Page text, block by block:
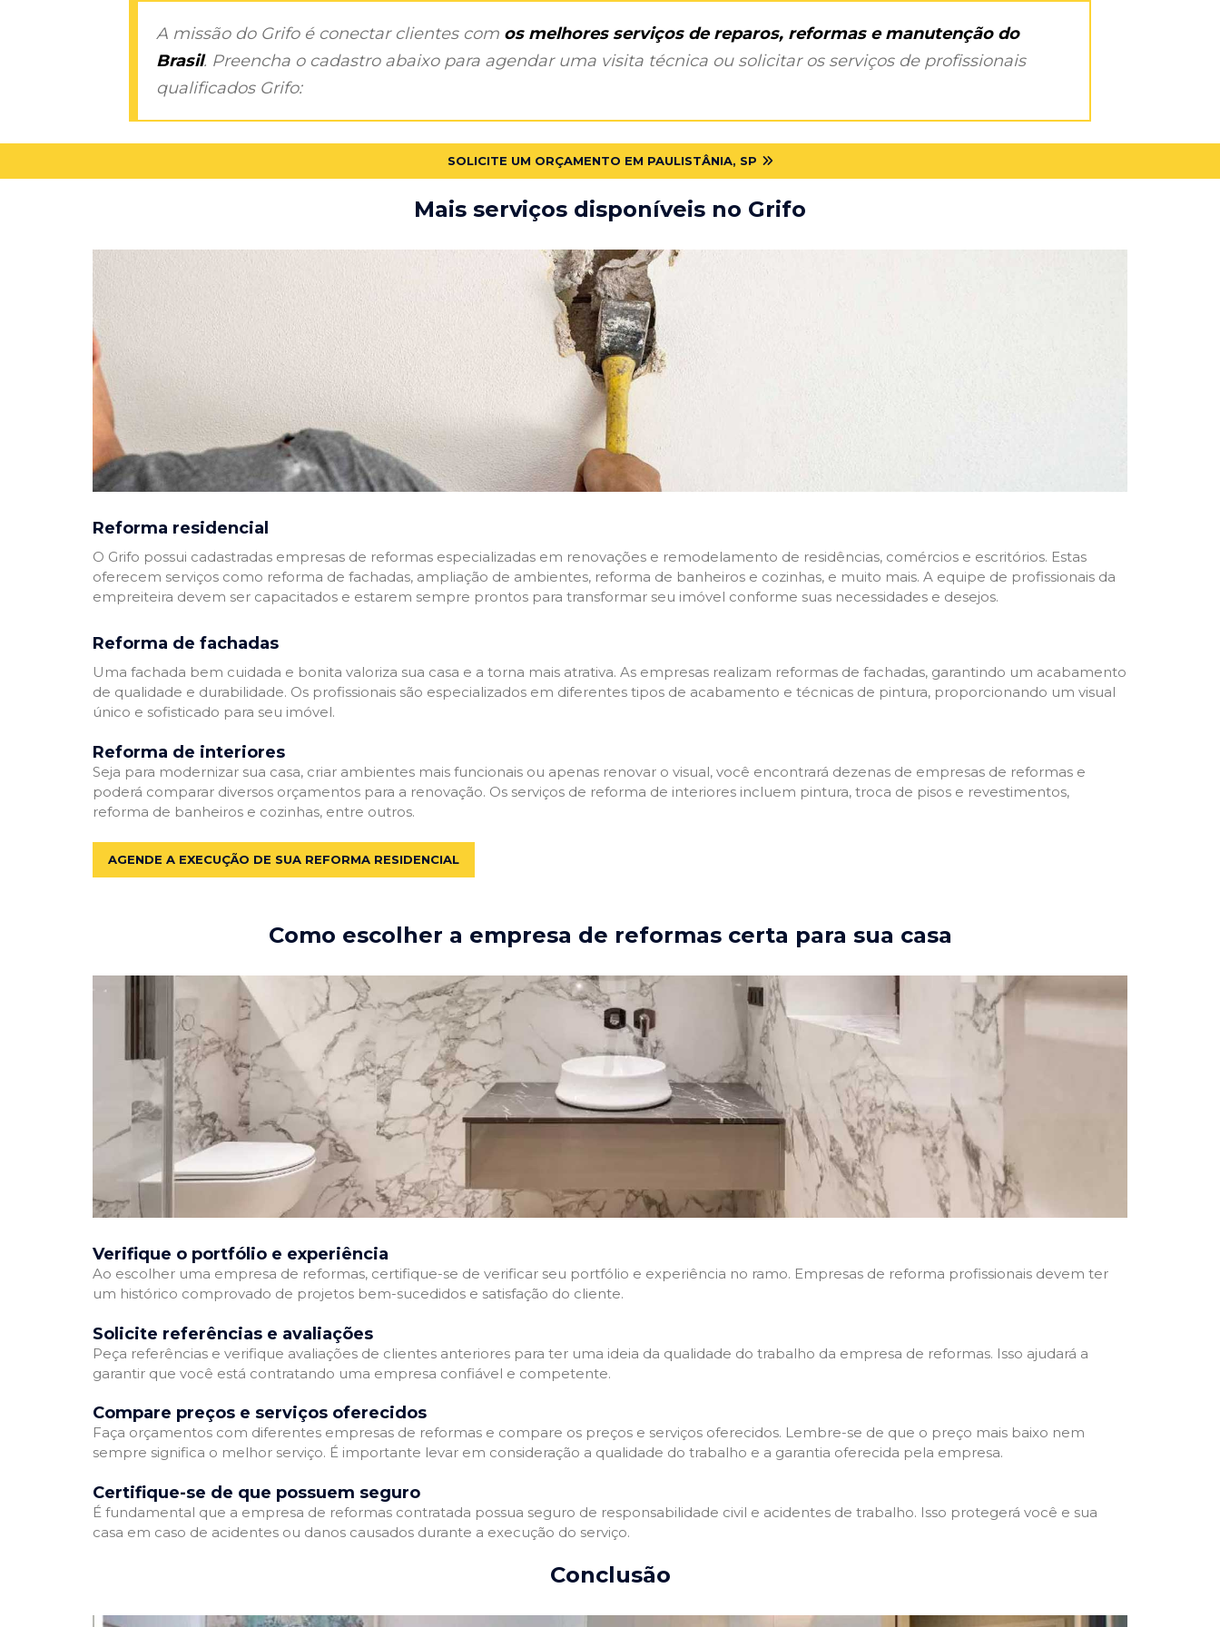
A missão do Grifo é conectar clientes com os melhores serviços de reparos, reformas e manutenção do
Brasil. Preencha o cadastro abaixo para agendar uma visita técnica ou solicitar os serviços de profissionais
qualificados Grifo:
SOLICITE UM ORÇAMENTO EM PAULISTÂNIA, SP
Mais serviços disponíveis no Grifo
Reforma residencial
O Grifo possui cadastradas empresas de reformas especializadas em renovações e remodelamento de residências, comércios e escritórios. Estas
oferecem serviços como reforma de fachadas, ampliação de ambientes, reforma de banheiros e cozinhas, e muito mais. A equipe de profissionais da
empreiteira devem ser capacitados e estarem sempre prontos para transformar seu imóvel conforme suas necessidades e desejos.
Reforma de fachadas
Uma fachada bem cuidada e bonita valoriza sua casa e a torna mais atrativa. As empresas realizam reformas de fachadas, garantindo um acabamento
de qualidade e durabilidade. Os profissionais são especializados em diferentes tipos de acabamento e técnicas de pintura, proporcionando um visual
único e sofisticado para seu imóvel.
Reforma de interiores
Seja para modernizar sua casa, criar ambientes mais funcionais ou apenas renovar o visual, você encontrará dezenas de empresas de reformas e
poderá comparar diversos orçamentos para a renovação. Os serviços de reforma de interiores incluem pintura, troca de pisos e revestimentos,
reforma de banheiros e cozinhas, entre outros.
AGENDE A EXECUÇÃO DE SUA REFORMA RESIDENCIAL
Como escolher a empresa de reformas certa para sua casa
Verifique o portfólio e experiência
Ao escolher uma empresa de reformas, certifique-se de verificar seu portfólio e experiência no ramo. Empresas de reforma profissionais devem ter
um histórico comprovado de projetos bem-sucedidos e satisfação do cliente.
Solicite referências e avaliações
Peça referências e verifique avaliações de clientes anteriores para ter uma ideia da qualidade do trabalho da empresa de reformas. Isso ajudará a
garantir que você está contratando uma empresa confiável e competente.
Compare preços e serviços oferecidos
Faça orçamentos com diferentes empresas de reformas e compare os preços e serviços oferecidos. Lembre-se de que o preço mais baixo nem
sempre significa o melhor serviço. É importante levar em consideração a qualidade do trabalho e a garantia oferecida pela empresa.
Certifique-se de que possuem seguro
É fundamental que a empresa de reformas contratada possua seguro de responsabilidade civil e acidentes de trabalho. Isso protegerá você e sua
casa em caso de acidentes ou danos causados durante a execução do serviço.
Conclusão